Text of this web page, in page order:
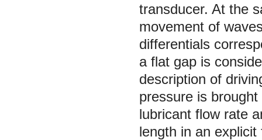
transducer. At the
movement of
differentials
a flat gap is
description of
pressure is
lubricant flow rate
length in an